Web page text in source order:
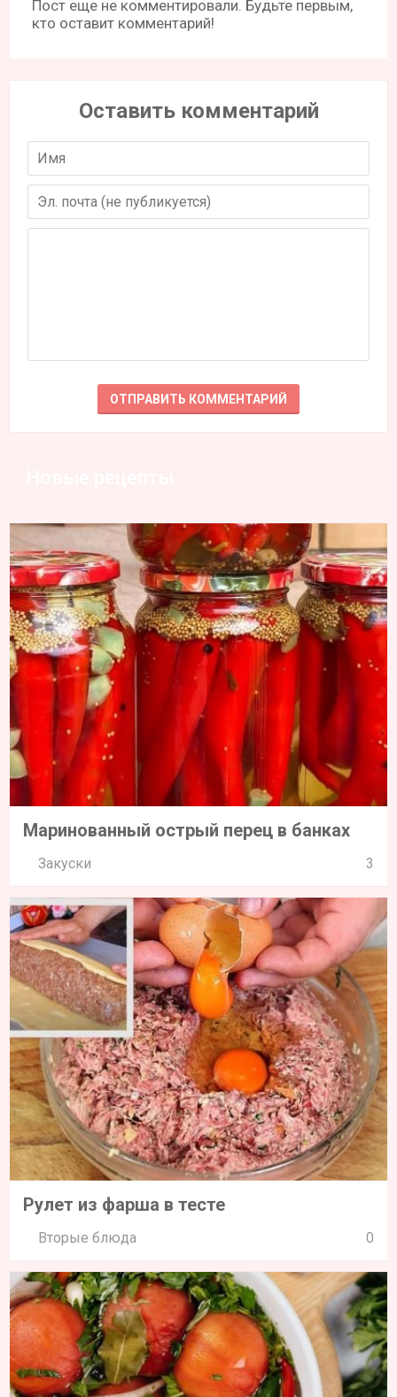
Пост еще не комментировали. Будьте первым,
кто оставит комментарий!
Оставить комментарий
Маринованный острый перец в банках
Закуски 3
Рулет из фарша в тесте
Вторые блюда 0